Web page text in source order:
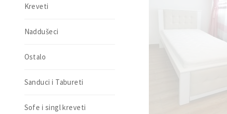
Kreveti
Naddušeci
Ostalo
Sanduci i Tabureti
Sofe i singl kreveti